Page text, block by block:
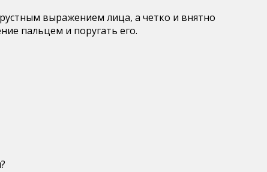
выражением лица, а четко и внятно
пальцем и поругать его.